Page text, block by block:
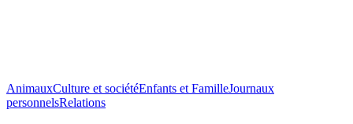
AnimauxCulture et sociétéEnfants et FamilleJournaux
personnelsRelations